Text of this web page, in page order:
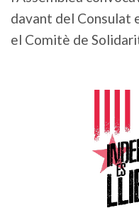
davant del Consulat
el Comitè de